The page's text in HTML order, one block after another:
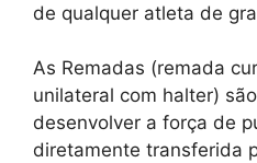
de qualquer atleta de
As Remadas (remada
unilateral com halter)
desenvolver a força de
diretamente transferida